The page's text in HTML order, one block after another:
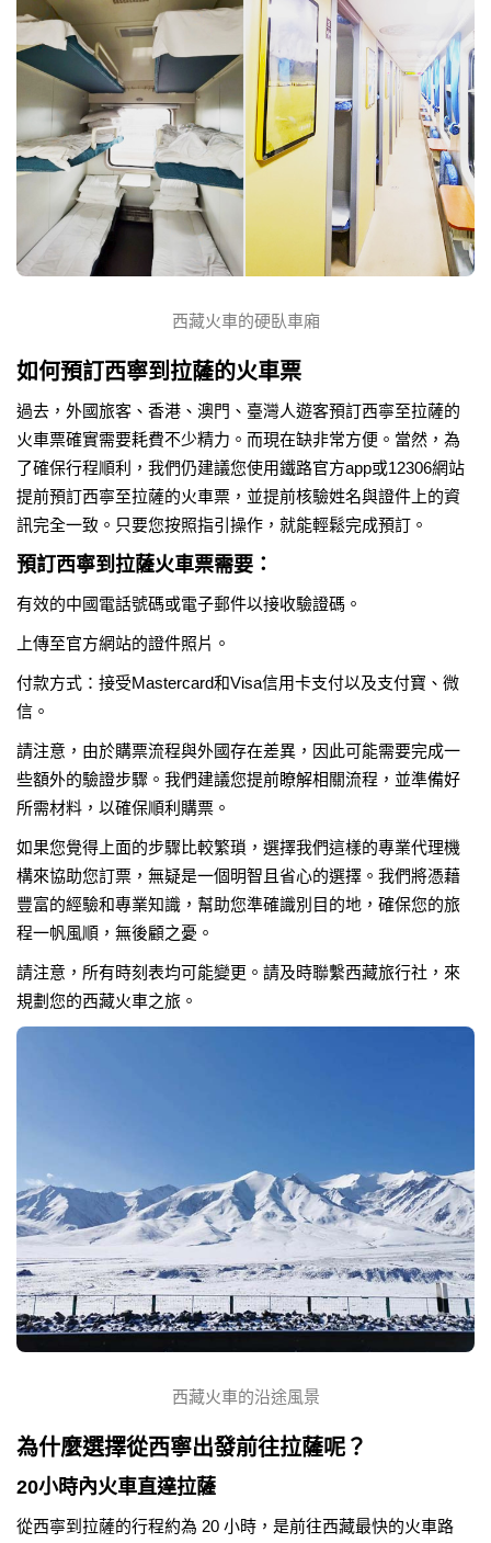
西藏火車的硬臥車廂
如何預訂西寧到拉薩的火車票
過去，外國旅客、香港、澳門、臺灣人遊客預訂西寧至拉薩的
火車票確實需要耗費不少精力。而現在缺非常方便。當然，為
了確保行程順利，我們仍建議您使用鐵路官方app或12306網站
提前預訂西寧至拉薩的火車票，並提前核驗姓名與證件上的資
訊完全一致。只要您按照指引操作，就能輕鬆完成預訂。
預訂西寧到拉薩火車票需要：
有效的中國電話號碼或電子郵件以接收驗證碼。
上傳至官方網站的證件照片。
付款方式：接受Mastercard和Visa信用卡支付以及支付寶、微
信。
請注意，由於購票流程與外國存在差異，因此可能需要完成一
些額外的驗證步驟。我們建議您提前瞭解相關流程，並準備好
所需材料，以確保順利購票。
如果您覺得上面的步驟比較繁瑣，選擇我們這樣的專業代理機
構來協助您訂票，無疑是一個明智且省心的選擇。我們將憑藉
豐富的經驗和專業知識，幫助您準確識別目的地，確保您的旅
程一帆風順，無後顧之憂。
請注意，所有時刻表均可能變更。請及時聯繫西藏旅行社，來
規劃您的西藏火車之旅。
西藏火車的沿途風景
為什麼選擇從西寧出發前往拉薩呢？
20小時內火車直達拉薩
從西寧到拉薩的行程約為 20 小時，是前往西藏最快的火車路